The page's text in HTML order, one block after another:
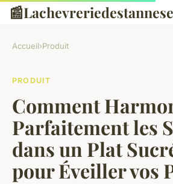
📰
Accueil›Produit
PRODUIT
Comment
Parfaitement les
dans un Plat
pour Éveiller vos